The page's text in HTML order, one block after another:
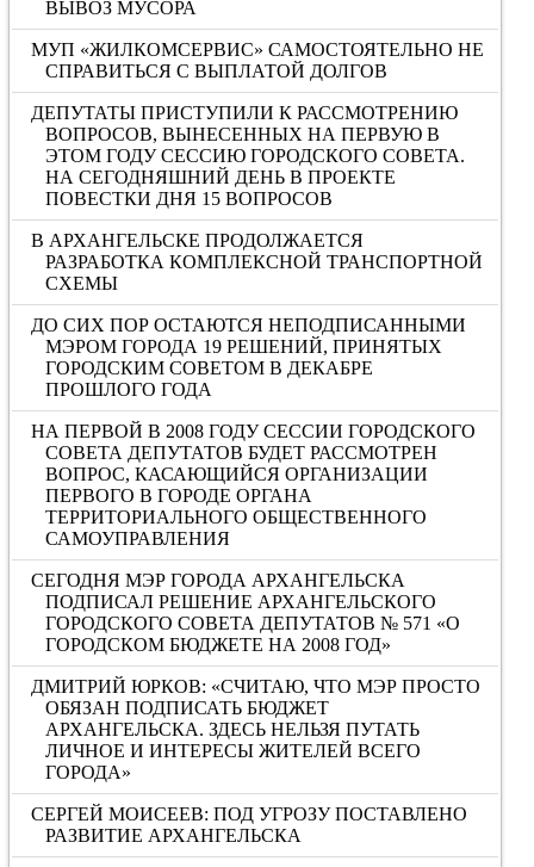
ВЫВОЗ МУСОРА
МУП «ЖИЛКОМСЕРВИС» САМОСТОЯТЕЛЬНО НЕ
СПРАВИТЬСЯ С ВЫПЛАТОЙ ДОЛГОВ
ДЕПУТАТЫ ПРИСТУПИЛИ К РАССМОТРЕНИЮ
ВОПРОСОВ, ВЫНЕСЕННЫХ НА ПЕРВУЮ В
ЭТОМ ГОДУ СЕССИЮ ГОРОДСКОГО СОВЕТА.
НА СЕГОДНЯШНИЙ ДЕНЬ В ПРОЕКТЕ
ПОВЕСТКИ ДНЯ 15 ВОПРОСОВ
В АРХАНГЕЛЬСКЕ ПРОДОЛЖАЕТСЯ
РАЗРАБОТКА КОМПЛЕКСНОЙ ТРАНСПОРТНОЙ
СХЕМЫ
ДО СИХ ПОР ОСТАЮТСЯ НЕПОДПИСАННЫМИ
МЭРОМ ГОРОДА 19 РЕШЕНИЙ, ПРИНЯТЫХ
ГОРОДСКИМ СОВЕТОМ В ДЕКАБРЕ
ПРОШЛОГО ГОДА
НА ПЕРВОЙ В 2008 ГОДУ СЕССИИ ГОРОДСКОГО
СОВЕТА ДЕПУТАТОВ БУДЕТ РАССМОТРЕН
ВОПРОС, КАСАЮЩИЙСЯ ОРГАНИЗАЦИИ
ПЕРВОГО В ГОРОДЕ ОРГАНА
ТЕРРИТОРИАЛЬНОГО ОБЩЕСТВЕННОГО
САМОУПРАВЛЕНИЯ
СЕГОДНЯ МЭР ГОРОДА АРХАНГЕЛЬСКА
ПОДПИСАЛ РЕШЕНИЕ АРХАНГЕЛЬСКОГО
ГОРОДСКОГО СОВЕТА ДЕПУТАТОВ № 571 «О
ГОРОДСКОМ БЮДЖЕТЕ НА 2008 ГОД»
ДМИТРИЙ ЮРКОВ: «СЧИТАЮ, ЧТО МЭР ПРОСТО
ОБЯЗАН ПОДПИСАТЬ БЮДЖЕТ
АРХАНГЕЛЬСКА. ЗДЕСЬ НЕЛЬЗЯ ПУТАТЬ
ЛИЧНОЕ И ИНТЕРЕСЫ ЖИТЕЛЕЙ ВСЕГО
ГОРОДА»
СЕРГЕЙ МОИСЕЕВ: ПОД УГРОЗУ ПОСТАВЛЕНО
РАЗВИТИЕ АРХАНГЕЛЬСКА